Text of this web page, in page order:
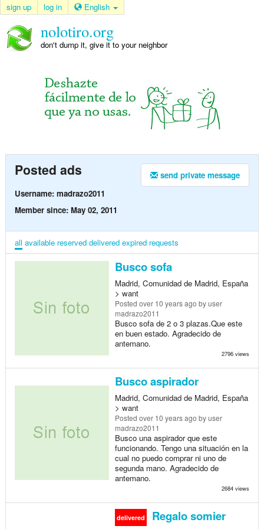
sign up log in English
nolotiro.org
don't dump it, give it to your neighbor
send private message
Posted ads
Username: madrazo2011
Member since: May 02, 2011
all available reserved delivered expired requests
Busco sofa
Madrid, Comunidad de Madrid, España
> want
Posted over 10 years ago by user
madrazo2011
Busco sofa de 2 o 3 plazas.Que este
en buen estado. Agradecido de
antemano.
2796 views
Busco aspirador
Madrid, Comunidad de Madrid, España
> want
Posted over 10 years ago by user
madrazo2011
Busco una aspirador que este
funcionando. Tengo una situación en la
cual no puedo comprar ni uno de
segunda mano. Agradecido de
antemano.
2684 views
delivered Regalo somier